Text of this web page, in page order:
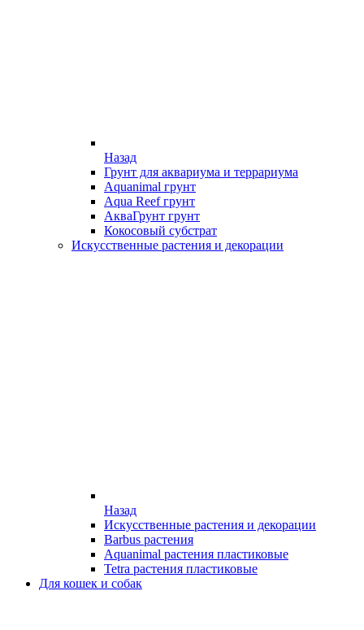
Назад
Грунт для аквариума и террариума
Aquanimal грунт
Aqua Reef грунт
АкваГрунт грунт
Кокосовый субстрат
Искусственные растения и декорации
Назад
Искусственные растения и декорации
Barbus растения
Aquanimal растения пластиковые
Tetra растения пластиковые
Для кошек и собак